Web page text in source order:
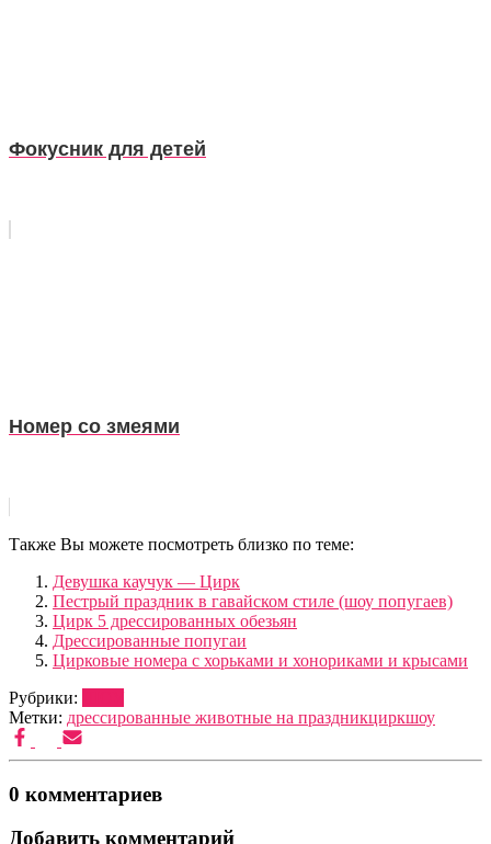
Фокусник для детей
Номер со змеями
Также Вы можете посмотреть близко по теме:
Девушка каучук — Цирк
Пестрый праздник в гавайском стиле (шоу попугаев)
Цирк 5 дрессированных обезьян
Дрессированные попугаи
Цирковые номера с хорьками и хонориками и крысами
Рубрики:
Метки: дрессированные животные на праздникциркшоу
0 комментариев
Добавить комментарий